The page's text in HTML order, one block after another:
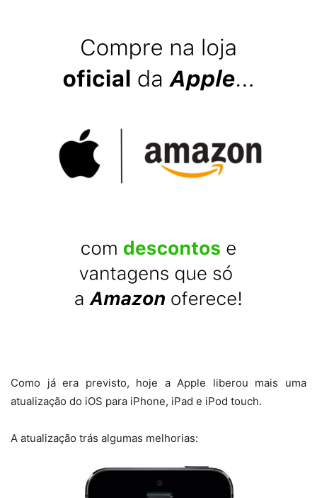
Como já era previsto, hoje a Apple liberou mais uma
atualização do iOS para iPhone, iPad e iPod touch.
A atualização trás algumas melhorias: